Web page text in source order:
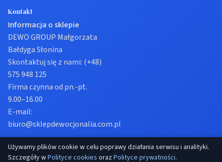
Kontakt
Informacja o sklepie
DEWO GROUP Małgorzata
Bałdyga Słonina
Skontaktuj się z nami: (+48)
575 948 125
Firma czynna od pn.-pt.
9.00–16.00
E-mail:
biuro@sklepdewocjonalia.com.pl
© 2026 Sklep dewocjonalia. Wszelkie prawa zastrzeżone.
Używamy plików cookie w celu poprawy działania serwisu i analityki.
Szczegóły wPolityce cookies orazPolityce prywatności.